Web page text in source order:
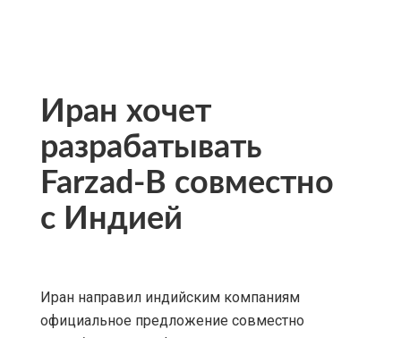
Иран хочет
разрабатывать
Farzad-B совместно
с Индией
Иран направил индийским компаниям
официальное предложение совместно